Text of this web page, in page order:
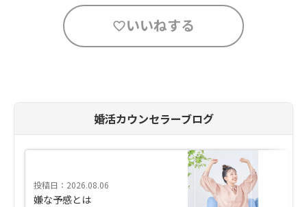
いいねする
婚活カウンセラーブログ
投稿日：2026.08.06
嫌な予感とは